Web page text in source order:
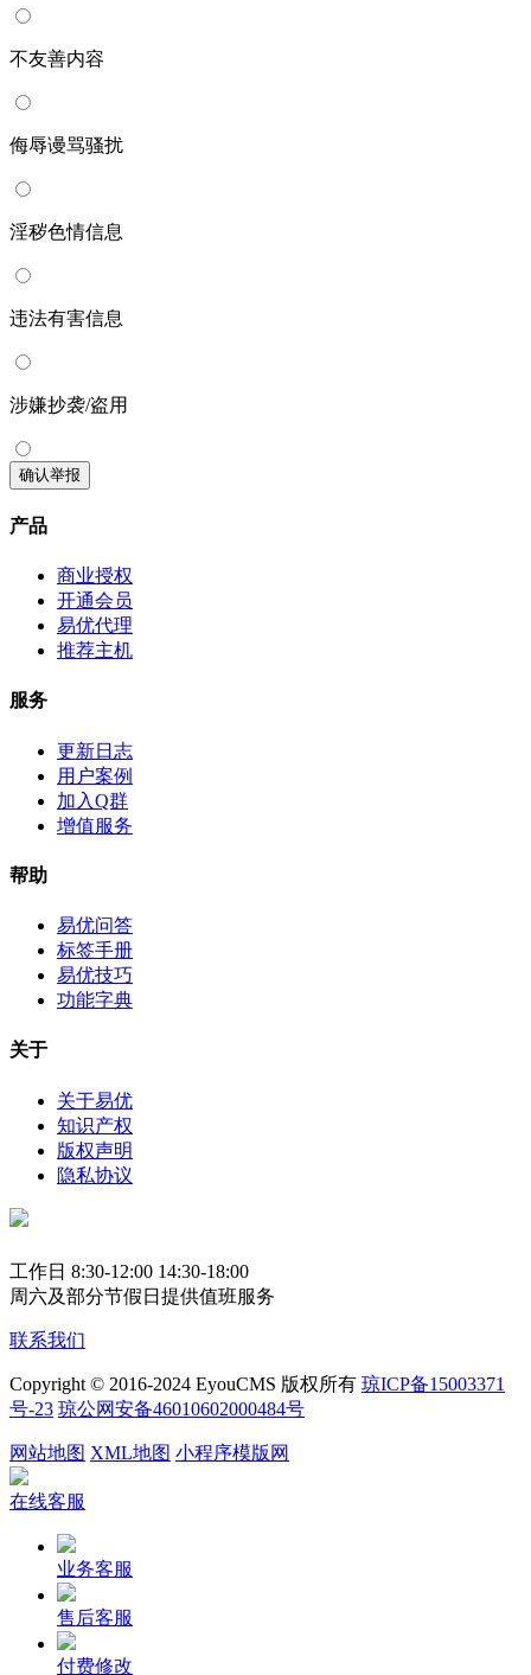
不友善内容
侮辱谩骂骚扰
淫秽色情信息
违法有害信息
涉嫌抄袭/盗用
确认举报
产品
商业授权
开通会员
易优代理
推荐主机
服务
更新日志
用户案例
加入Q群
增值服务
帮助
易优问答
标签手册
易优技巧
功能字典
关于
关于易优
知识产权
版权声明
隐私协议
工作日 8:30-12:00 14:30-18:00
周六及部分节假日提供值班服务
联系我们
Copyright © 2016-2024 EyouCMS 版权所有 琼ICP备15003371
号-23 琼公网安备46010602000484号
网站地图 XML地图 小程序模版网
在线客服
业务客服
售后客服
付费修改